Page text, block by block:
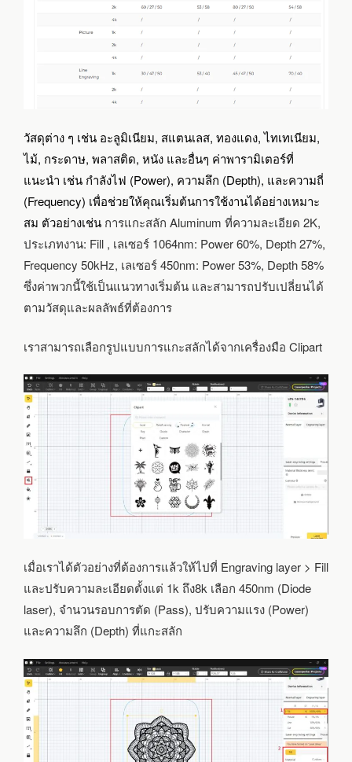
วัสดุต่าง ๆ เช่น อะลูมิเนียม, สแตนเลส, ทองแดง, ไทเทเนียม,
ไม้, กระดาษ, พลาสติด, หนัง และอื่นๆ ค่าพารามิเตอร์ที่
แนะนำ เช่น กำลังไฟ (Power), ความลึก (Depth), และความถี่
(Frequency) เพื่อช่วยให้คุณเริ่มต้นการใช้งานได้อย่างเหมาะ
สม ตัวอย่างเช่น การแกะสลัก Aluminum ที่ความละเอียด 2K,
ประเภทงาน: Fill , เลเซอร์ 1064nm: Power 60%, Depth 27%,
Frequency 50kHz, เลเซอร์ 450nm: Power 53%, Depth 58%
ซึ่งค่าพวกนี้ใช้เป็นแนวทางเริ่มต้น และสามารถปรับเปลี่ยนได้
ตามวัสดุและผลลัพธ์ที่ต้องการ
เราสามารถเลือกรูปแบบการแกะสลักได้จากเครื่องมือ Clipart
เมื่อเราได้ตัวอย่างที่ต้องการแล้วให้ไปที่ Engraving layer > Fill
และปรับความละเอียดตั้งแต่ 1k ถึง8k เลือก 450nm (Diode
laser), จำนวนรอบการตัด (Pass), ปรับความแรง (Power)
และความลึก (Depth) ที่แกะสลัก